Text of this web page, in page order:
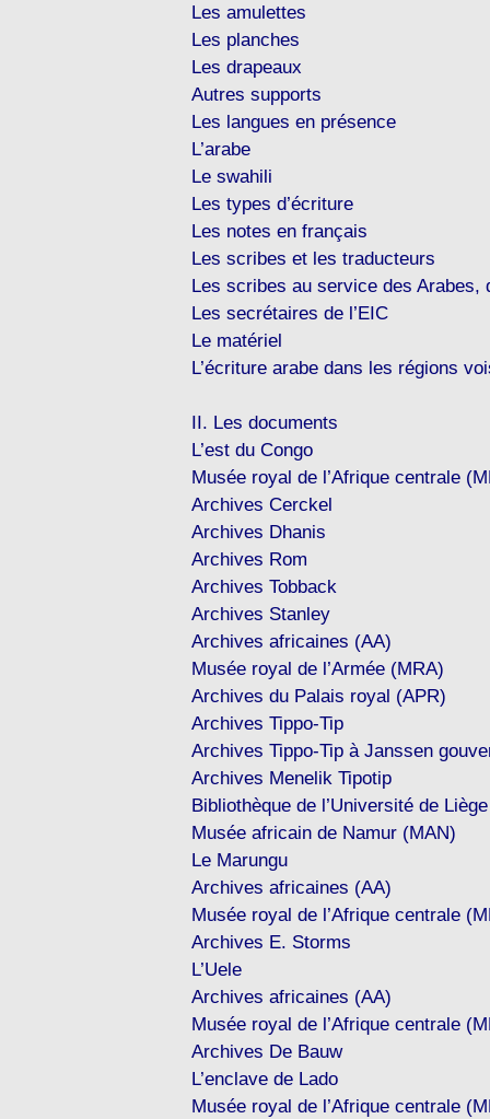
Les amulettes
Les planches
Les drapeaux
Autres supports
Les langues en présence
L’arabe
Le swahili
Les types d’écriture
Les notes en français
Les scribes et les traducteurs
Les scribes au service des Arabes,
Les secrétaires de l’EIC
Le matériel
L’écriture arabe dans les régions
II. Les documents
L’est du Congo
Musée royal de l’Afrique centrale
Archives Cerckel
Archives Dhanis
Archives Rom
Archives Tobback
Archives Stanley
Archives africaines (AA)
Musée royal de l’Armée (MRA)
Archives du Palais royal (APR)
Archives Tippo-Tip
Archives Tippo-Tip à Janssen
Archives Menelik Tipotip
Bibliothèque de l’Université de
Musée africain de Namur (MAN)
Le Marungu
Archives africaines (AA)
Musée royal de l’Afrique centrale
Archives E. Storms
L’Uele
Archives africaines (AA)
Musée royal de l’Afrique centrale
Archives De Bauw
L’enclave de Lado
Musée royal de l’Afrique centrale